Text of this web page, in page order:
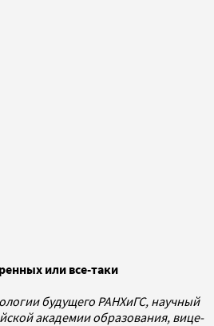
или все-таки
будущего РАНХиГС, научный
академии образования, вице-